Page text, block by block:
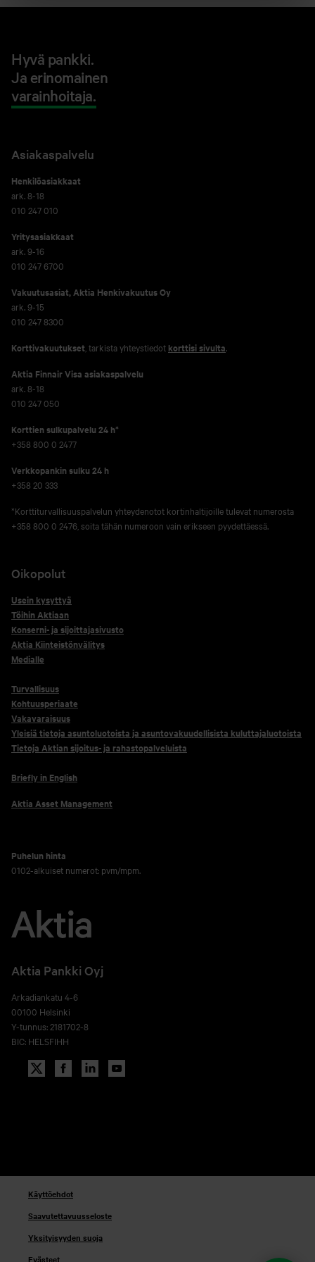
Hyvä pankki.
Ja erinomainen
varainhoitaja.
Asiakaspalvelu
Henkilöasiakkaat
ark. 8-18
010 247 010
Yritysasiakkaat
ark. 9-16
010 247 6700
Vakuutusasiat, Aktia Henkivakuutus Oy
ark. 9-15
010 247 8300
Korttivakuutukset , tarkista yhteystiedot korttisi sivulta.
Aktia Finnair Visa asiakaspalvelu
ark. 8-18
010 247 050
Korttien sulkupalvelu 24 h*
+358 800 0 2477
Verkko­pankin sulku 24 h
+358 20 333
*Korttiturvallisuuspalvelun yhteydenotot kortinhaltijoille tulevat numerosta
+358 800 0 2476, soita tähän numeroon vain erikseen pyydettäessä.
Oikopolut
Usein kysyttyä
Töihin Aktiaan
Konserni- ja sijoittajasivusto
Aktia Kiinteistönvälitys
Medialle
Turvallisuus
Kohtuusperiaate
Vakavaraisuus
Yleisiä tietoja asuntoluotoista ja asuntovakuudellisista kuluttajaluotoista
Tietoja Aktian sijoitus- ja rahastopalveluista
Briefly in English
Aktia Asset Management
Puhelun hinta
0102-alkuiset numerot: pvm/mpm.
Aktia Pankki Oyj
Arkadiankatu 4-6
00100 Helsinki
Y-tunnus: 2181702-8
BIC: HELSFIHH
Käyttöehdot
Saavutettavuusseloste
Yksityisyyden suoja
Evästeet